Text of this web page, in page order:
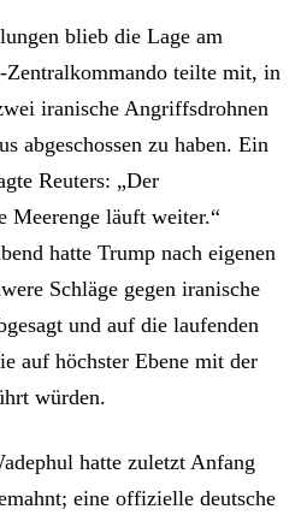
blieb die Lage am
Zentralkommando teilte mit, in
iranische Angriffsdrohnen
abgeschossen zu haben. Ein
Reuters: „Der
Meerenge läuft weiter.“
hatte Trump nach eigenen
Schläge gegen iranische
und auf die laufenden
auf höchster Ebene mit der
würden.
hatte zuletzt Anfang
eine offizielle deutsche